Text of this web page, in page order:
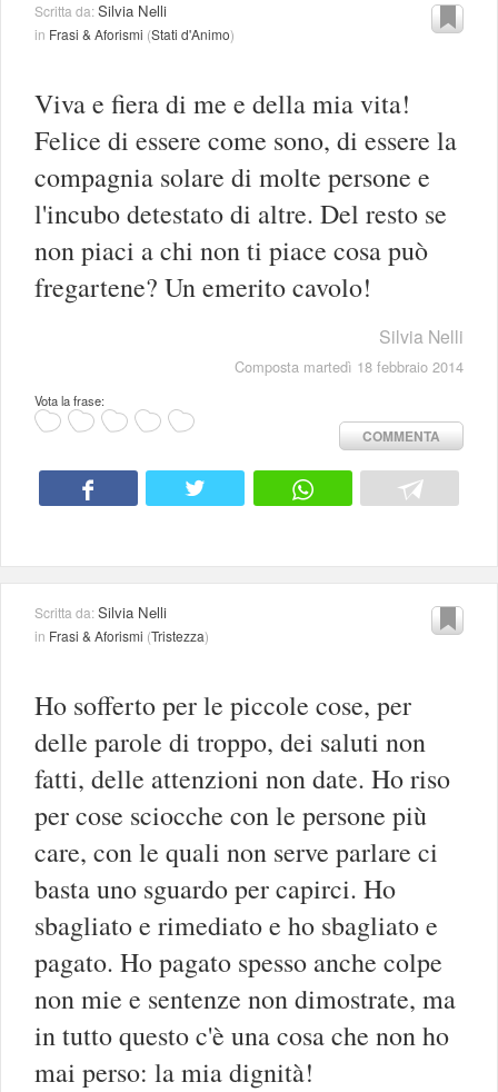
Scritta da:Silvia Nelli
in Frasi & Aforismi (Stati d'Animo)
Viva e fiera di me e della mia vita!
Felice di essere come sono, di essere la
compagnia solare di molte persone e
l'incubo detestato di altre. Del resto se
non piaci a chi non ti piace cosa può
fregartene? Un emerito cavolo!
Silvia Nelli
Composta martedì 18 febbraio 2014
Vota la frase:
COMMENTA
Scritta da:Silvia Nelli
in Frasi & Aforismi (Tristezza)
Ho sofferto per le piccole cose, per
delle parole di troppo, dei saluti non
fatti, delle attenzioni non date. Ho riso
per cose sciocche con le persone più
care, con le quali non serve parlare ci
basta uno sguardo per capirci. Ho
sbagliato e rimediato e ho sbagliato e
pagato. Ho pagato spesso anche colpe
non mie e sentenze non dimostrate, ma
in tutto questo c'è una cosa che non ho
mai perso: la mia dignità!